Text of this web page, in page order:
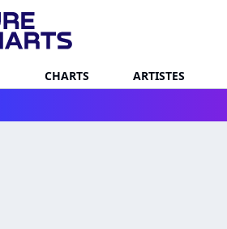
CHARTS ARTISTES